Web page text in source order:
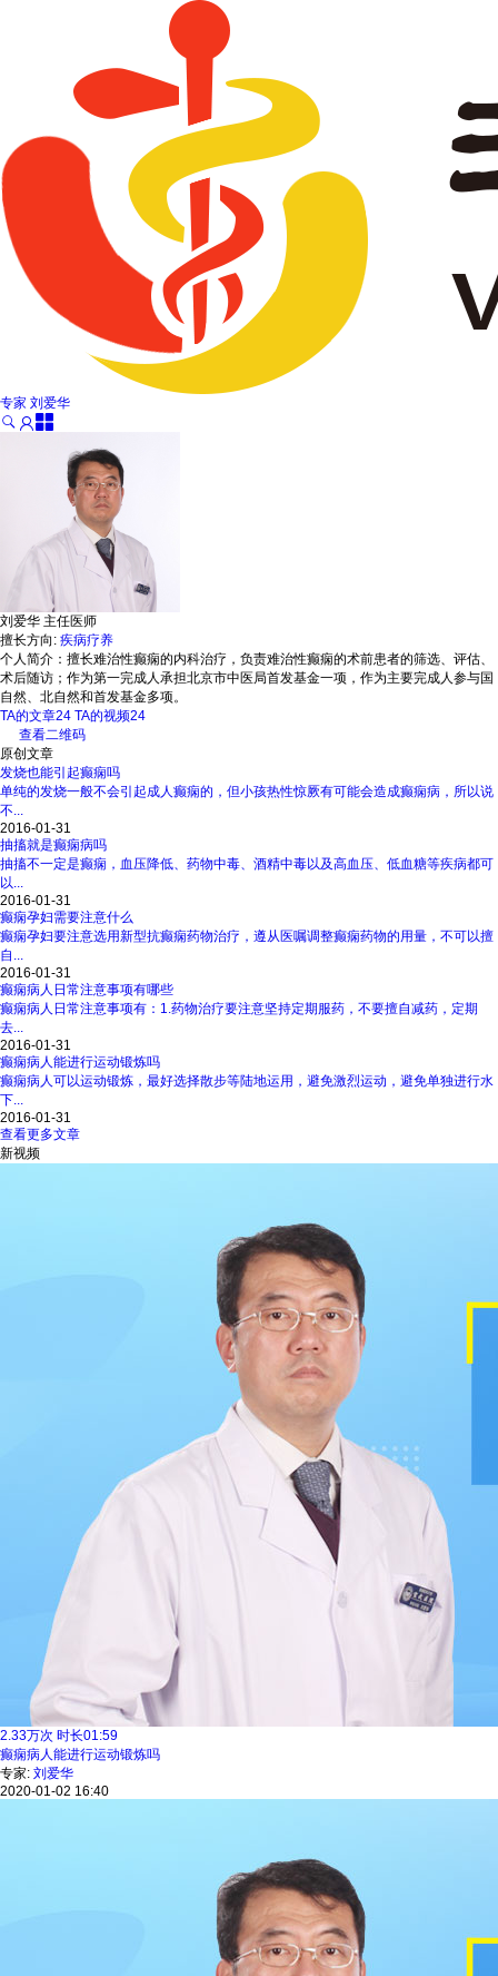
专家 刘爱华
刘爱华 主任医师
擅长方向: 疾病疗养
个人简介： 擅长难治性癫痫的内科治疗，负责难治性癫痫的术前患者的筛选、评估、
术后随访；作为第一完成人承担北京市中医局首发基金一项，作为主要完成人参与国
自然、北自然和首发基金多项。
TA的文章24 TA的视频24
查看二维码
原创文章
发烧也能引起癫痫吗
单纯的发烧一般不会引起成人癫痫的，但小孩热性惊厥有可能会造成癫痫病，所以说
不...
2016-01-31
抽搐就是癫痫病吗
抽搐不一定是癫痫，血压降低、药物中毒、酒精中毒以及高血压、低血糖等疾病都可
以...
2016-01-31
癫痫孕妇需要注意什么
癫痫孕妇要注意选用新型抗癫痫药物治疗，遵从医嘱调整癫痫药物的用量，不可以擅
自...
2016-01-31
癫痫病人日常注意事项有哪些
癫痫病人日常注意事项有：1.药物治疗要注意坚持定期服药，不要擅自减药，定期
去...
2016-01-31
癫痫病人能进行运动锻炼吗
癫痫病人可以运动锻炼，最好选择散步等陆地运用，避免激烈运动，避免单独进行水
下...
2016-01-31
查看更多文章
新视频
2.33万次 时长01:59
癫痫病人能进行运动锻炼吗
专家: 刘爱华
2020-01-02 16:40